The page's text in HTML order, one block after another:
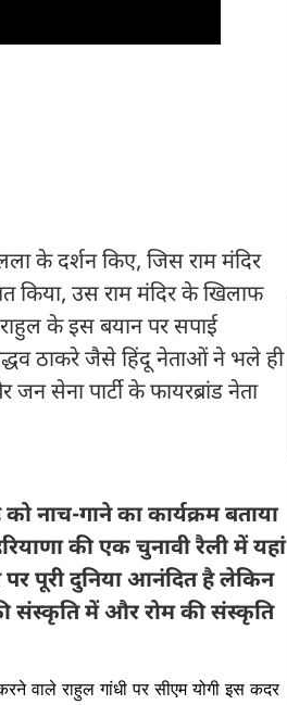
के दर्शन किए, जिस राम मंदिर
किया, उस राम मंदिर के खिलाफ
राहुल के इस बयान पर सपाई
ठाकरे जैसे हिंदू नेताओं ने भले ही
सेना पार्टी के फायरब्रांड नेता
को नाच-गाने का कार्यक्रम बताया
की एक चुनावी रैली में यहां
पूरी दुनिया आनंदित है लेकिन
संस्कृति में और रोम की संस्कृति
वाले राहुल गांधी पर सीएम योगी इस कदर